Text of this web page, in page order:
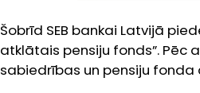
Šobrīd SEB bankai Latvijā
atklātais pensiju fonds”.
sabiedrības un pensiju fonda